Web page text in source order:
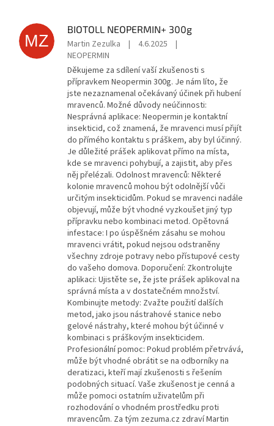
MZ
BIOTOLL NEOPERMIN+ 300g
Martin Zezulka | 4.6.2025
|
NEOPERMIN
Děkujeme za sdílení vaší zkušenosti s
přípravkem Neopermin 300g. Je nám líto, že
jste nezaznamenal očekávaný účinek při hubení
mravenců. Možné důvody neúčinnosti:
Nesprávná aplikace: Neopermin je kontaktní
insekticid, což znamená, že mravenci musí přijít
do přímého kontaktu s práškem, aby byl účinný.
Je důležité prášek aplikovat přímo na místa,
kde se mravenci pohybují, a zajistit, aby přes
něj přelézali. Odolnost mravenců: Některé
kolonie mravenců mohou být odolnější vůči
určitým insekticidům. Pokud se mravenci nadále
objevují, může být vhodné vyzkoušet jiný typ
přípravku nebo kombinaci metod. Opětovná
infestace: I po úspěšném zásahu se mohou
mravenci vrátit, pokud nejsou odstraněny
všechny zdroje potravy nebo přístupové cesty
do vašeho domova. Doporučení: Zkontrolujte
aplikaci: Ujistěte se, že jste prášek aplikoval na
správná místa a v dostatečném množství.
Kombinujte metody: Zvažte použití dalších
metod, jako jsou nástrahové stanice nebo
gelové nástrahy, které mohou být účinné v
kombinaci s práškovým insekticidem.
Profesionální pomoc: Pokud problém přetrvává,
může být vhodné obrátit se na odborníky na
deratizaci, kteří mají zkušenosti s řešením
podobných situací. Vaše zkušenost je cenná a
může pomoci ostatním uživatelům při
rozhodování o vhodném prostředku proti
mravencům. Za tým zezuma.cz zdraví Martin